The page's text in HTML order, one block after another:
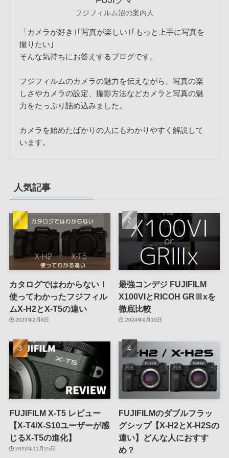
フジフィルム沼の案内人
「カメラが好き｣｢写真が楽しい｣｢もっと上手に写真を
撮りたい｣
そんな気持ちにお答えするブログです。
フジフィルムのカメラの魅力を伝えながら、写真の楽
しさやカメラの設定、撮影方法などカメラと写真の魅
力をたっぷり詰め込みました。
カメラを始めたばかりの人にもわかりやすく解説して
います。
人気記事
カタログではわからない！
使ってわかったフジフィル
ムX-H2とX-T5の違い
2023年2月6日
最強コンデジ FUJIFILM
X100VIとRICOH GRⅢxを
徹底比較
2024年9月10日
FUJIFILM X-T5 レビュー
【X-T4/X-S10ユーザーが感
じるX-T5の進化】
2022年11月25日
FUJIFILMのダブルフラッ
グシップ【X-H2とX-H2Sの
違い】どんな人におすす
め？